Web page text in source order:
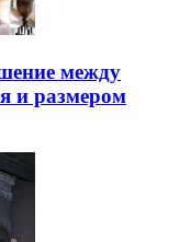
между
и размером